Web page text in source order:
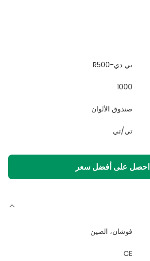
بي دي-R500
1000
صندوق الألوان
تي/تي
احصل على أفضل سعر
فوشان، الصين
CE